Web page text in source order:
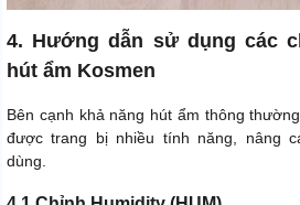
4. Hướng dẫn sử dụng các
hút ẩm Kosmen
Bên cạnh khả năng hút ẩm thông
được trang bị nhiều tính năng, nâng
dùng.